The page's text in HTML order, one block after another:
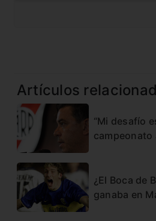
Artículos
“Mi desafío
campeonato
¿El Boca de
ganaba en